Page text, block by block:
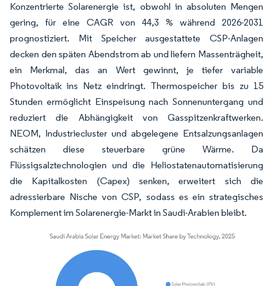
Konzentrierte Solarenergie ist, obwohl in absoluten Mengen
gering, für eine CAGR von 44,3 % während 2026-2031
prognostiziert. Mit Speicher ausgestattete CSP-Anlagen
decken den späten Abendstrom ab und liefern Massenträgheit,
ein Merkmal, das an Wert gewinnt, je tiefer variable
Photovoltaik ins Netz eindringt. Thermospeicher bis zu 15
Stunden ermöglicht Einspeisung nach Sonnenuntergang und
reduziert die Abhängigkeit von Gasspitzenkraftwerken.
NEOM, Industriecluster und abgelegene Entsalzungsanlagen
schätzen diese steuerbare grüne Wärme. Da
Flüssigsalztechnologien und die Heliostatenautomatisierung
die Kapitalkosten (Capex) senken, erweitert sich die
adressierbare Nische von CSP, sodass es ein strategisches
Komplement im Solarenergie-Markt in Saudi-Arabien bleibt.